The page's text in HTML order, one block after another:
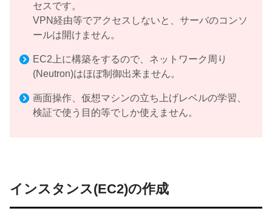
セスです。
VPN経由等でアクセスしないと、サーバのコンソ
ールは開けません。
EC2上に構築をするので、ネットワーク周り
(Neutron)はほぼ制御出来ません。
画面操作、仮想マシンの立ち上げレベルの学習、
検証で使う目的等でしか使えません。
インスタンス(EC2)の作成